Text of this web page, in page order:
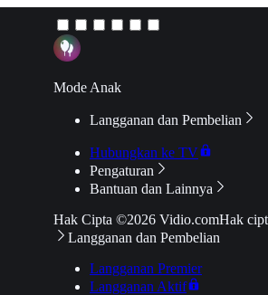
Mode Anak
Langganan dan Pembelian
Hubungkan ke TV
Pengaturan
Bantuan dan Lainnya
Hak Cipta ©2026 Vidio.comHak
Langganan dan Pembelian
Langganan Premier
Langganan Aktif